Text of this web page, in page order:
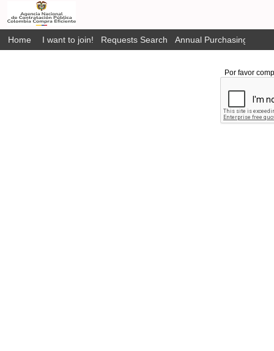
Home I want to join! Requests Search Annual Purchasing Plan
Por favor